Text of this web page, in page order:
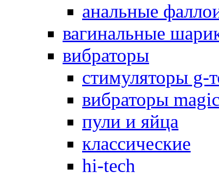
анальные
вагинальные
вибраторы
стимуляторы g-
вибраторы
пули и яйца
классические
hi-tech